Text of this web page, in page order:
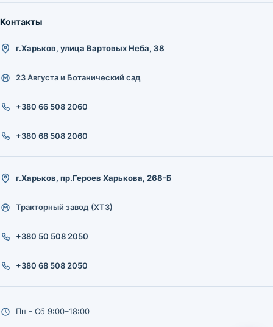
Контакты
г.Харьков, улица Вартовых Неба, 38
23 Августа и Ботанический сад
+380 66 508 2060
+380 68 508 2060
г.Харьков, пр.Героев Харькова, 268-Б
Тракторный завод (ХТЗ)
+380 50 508 2050
+380 68 508 2050
Пн - Сб 9:00–18:00